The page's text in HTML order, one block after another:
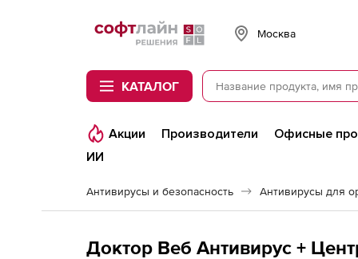
Softline
Москва
КАТАЛОГ
Акции Производители Офисные
ИИ
Антивирусы и безопасность Антивирусы для
Доктор Веб Антивирус +